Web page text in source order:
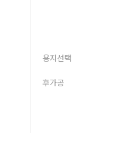
용지선택
후가공